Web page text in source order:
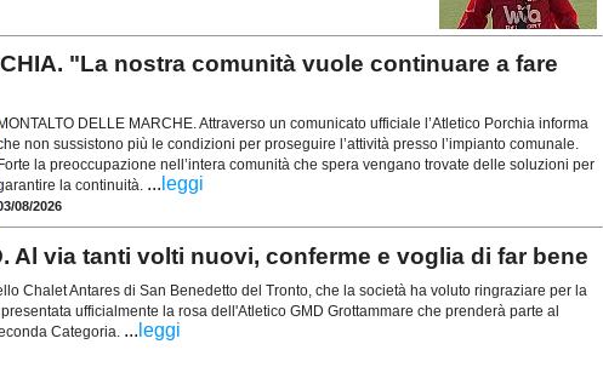
"La nostra comunità vuole continuare a fare
DELLE MARCHE. Attraverso un comunicato ufficiale l’Atletico Porchia informa
non sussistono più le condizioni per proseguire l’attività presso l’impianto comunale.
la preoccupazione nell’intera comunità che spera vengano trovate delle soluzioni per
la continuità. ... leggi
08/2026
Al via tanti volti nuovi, conferme e voglia di far bene
Chalet Antares di San Benedetto del Tronto, che la società ha voluto ringraziare per la
ufficialmente la rosa dell'Atletico GMD Grottammare che prenderà parte al
Categoria. ... leggi